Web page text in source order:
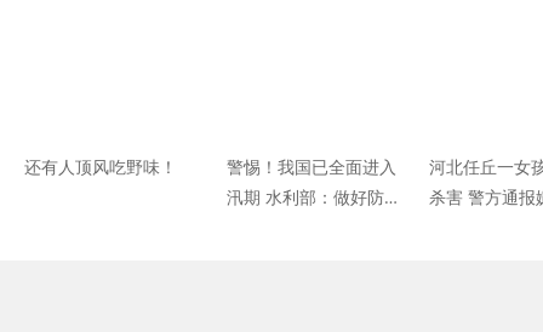
还有人顶风吃野味！
警惕！我国已全面进入
汛期 水利部：做好防大
河北任丘一女
杀害 警方通报